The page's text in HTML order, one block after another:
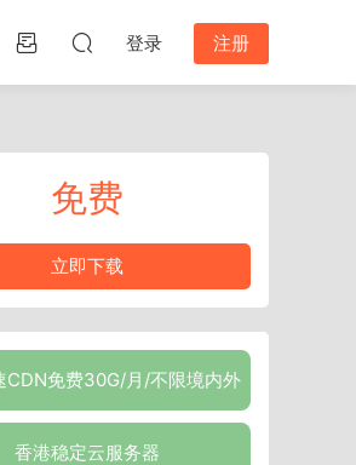
登录 注册
免费
立即下载
CDN免费30G/月/不限境内外
香港稳定云服务器